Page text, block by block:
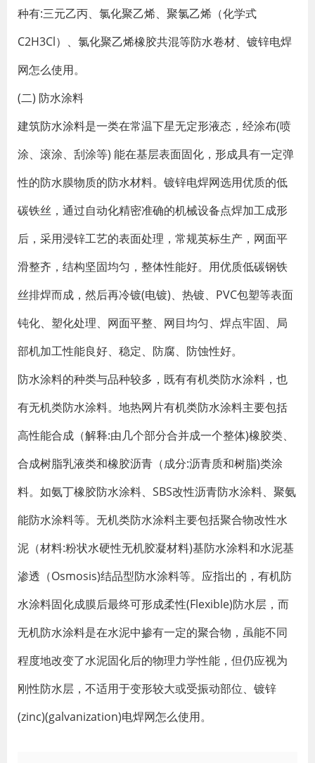
种有:三元乙丙、氯化聚乙烯、聚氯乙烯（化学式
C2H3Cl）、氯化聚乙烯橡胶共混等防水卷材、镀锌电焊
网怎么使用。
(二) 防水涂料
建筑防水涂料是一类在常温下星无定形液态，经涂布(喷
涂、滚涂、刮涂等) 能在基层表面固化，形成具有一定弹
性的防水膜物质的防水材料。镀锌电焊网选用优质的低
碳铁丝，通过自动化精密准确的机械设备点焊加工成形
后，采用浸锌工艺的表面处理，常规英标生产，网面平
滑整齐，结构坚固均匀，整体性能好。用优质低碳钢铁
丝排焊而成，然后再冷镀(电镀)、热镀、PVC包塑等表面
钝化、塑化处理、网面平整、网目均匀、焊点牢固、局
部机加工性能良好、稳定、防腐、防蚀性好。
防水涂料的种类与品种较多，既有有机类防水涂料，也
有无机类防水涂料。地热网片有机类防水涂料主要包括
高性能合成（解释:由几个部分合并成一个整体)橡胶类、
合成树脂乳液类和橡胶沥青（成分:沥青质和树脂)类涂
料。如氨丁橡胶防水涂料、SBS改性沥青防水涂料、聚氨
能防水涂料等。无机类防水涂料主要包括聚合物改性水
泥（材料:粉状水硬性无机胶凝材料)基防水涂料和水泥基
渗透（Osmosis)结品型防水涂料等。应指出的，有机防
水涂料固化成膜后最终可形成柔性(Flexible)防水层，而
无机防水涂料是在水泥中掺有一定的聚合物，虽能不同
程度地改变了水泥固化后的物理力学性能，但仍应视为
刚性防水层，不适用于变形较大或受振动部位、镀锌
(zinc)(galvanization)电焊网怎么使用。